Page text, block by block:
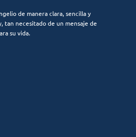
de manera clara, sencilla y
tan necesitado de un mensaje de
su vida.